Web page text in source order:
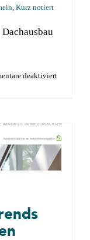
, Kurz notiert
deaktiviertfür
Pools